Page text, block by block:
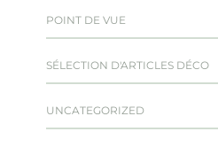
POINT DE VUE
SÉLECTION D'ARTICLES DÉCO
UNCATEGORIZED